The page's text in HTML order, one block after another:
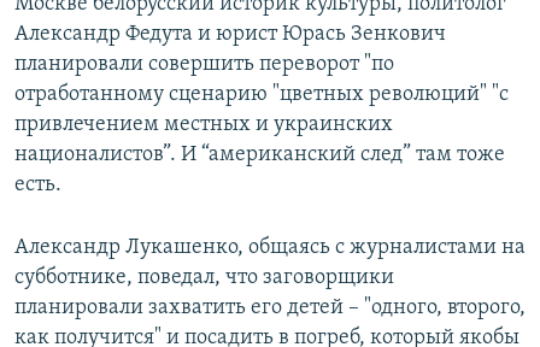
Александр Федута и юрист Юрась Зенкович
планировали совершить переворот "по
отработанному сценарию "цветных революций" "с
привлечением местных и украинских
националистов”. И “американский след” там тоже
есть.
Александр Лукашенко, общаясь с журналистами на
субботнике, поведал, что заговорщики
планировали захватить его детей – "одного, второго,
как получится" и посадить в погреб, который якобы